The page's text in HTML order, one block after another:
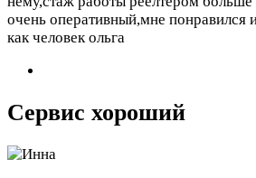
очень оперативный,мне понравился
как человек ольга
Сервис хороший